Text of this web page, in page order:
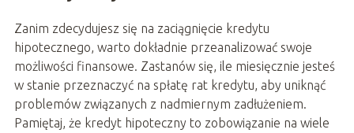
Zanim zdecydujesz się na zaciągnięcie kredytu
hipotecznego, warto dokładnie przeanalizować swoje
możliwości finansowe. Zastanów się, ile miesięcznie jesteś
w stanie przeznaczyć na spłatę rat kredytu, aby uniknąć
problemów związanych z nadmiernym zadłużeniem.
Pamiętaj, że kredyt hipoteczny to zobowiązanie na wiele